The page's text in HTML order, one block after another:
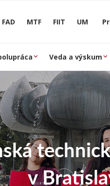
FAD MTF FIIT UM
Veda a výskum
v